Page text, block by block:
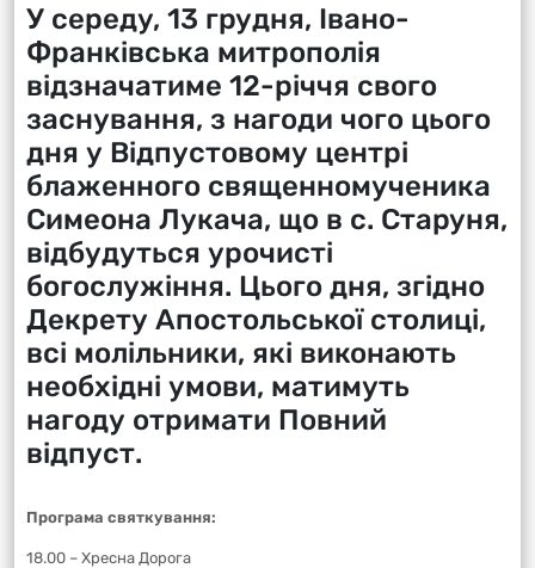
У середу, 13 грудня, Івано-
Франківська митрополія
відзначатиме 12-річчя свого
заснування, з нагоди чого цього
дня у Відпустовому центрі
блаженного священномученика
Симеона Лукача, що в с. Старуня,
відбудуться урочисті
богослужіння. Цього дня, згідно
Декрету Апостольської столиці,
всі молільники, які виконають
необхідні умови, матимуть
нагоду отримати Повний
відпуст.
Програма святкування:
18.00 – Хресна Дорога